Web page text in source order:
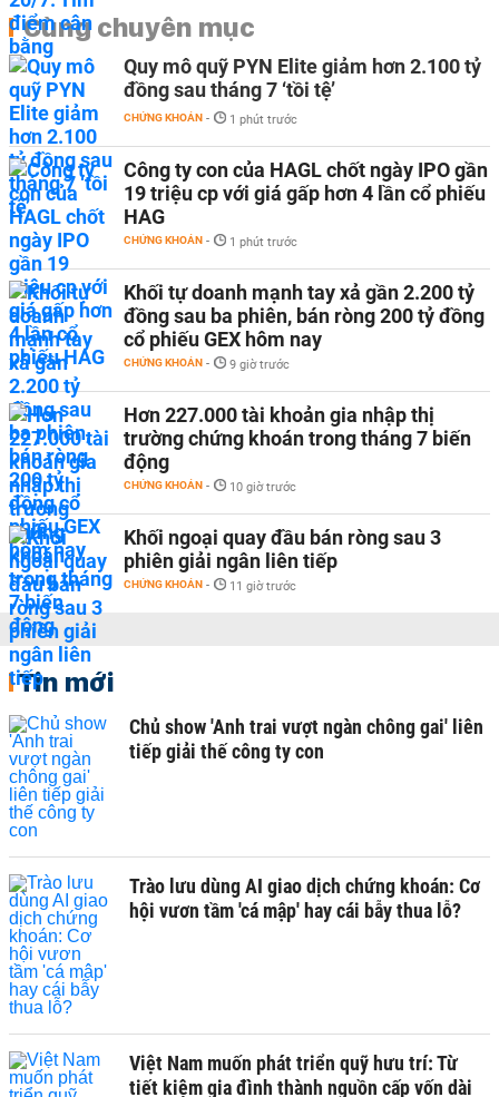
Cùng chuyên mục
Quy mô quỹ PYN Elite giảm hơn 2.100 tỷ
đồng sau tháng 7 ‘tồi tệ’
CHỨNG KHOÁN - 1 phút trước
Công ty con của HAGL chốt ngày IPO gần
19 triệu cp với giá gấp hơn 4 lần cổ phiếu
HAG
CHỨNG KHOÁN - 1 phút trước
Khối tự doanh mạnh tay xả gần 2.200 tỷ
đồng sau ba phiên, bán ròng 200 tỷ đồng
cổ phiếu GEX hôm nay
CHỨNG KHOÁN - 9 giờ trước
Hơn 227.000 tài khoản gia nhập thị
trường chứng khoán trong tháng 7 biến
động
CHỨNG KHOÁN - 10 giờ trước
Khối ngoại quay đầu bán ròng sau 3
phiên giải ngân liên tiếp
CHỨNG KHOÁN - 11 giờ trước
Tin mới
Chủ show 'Anh trai vượt ngàn chông gai' liên
tiếp giải thế công ty con
Trào lưu dùng AI giao dịch chứng khoán: Cơ
hội vươn tầm 'cá mập' hay cái bẫy thua lỗ?
Việt Nam muốn phát triển quỹ hưu trí: Từ
tiết kiệm gia đình thành nguồn cấp vốn dài